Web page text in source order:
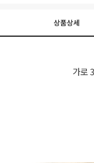
상품상세
가로